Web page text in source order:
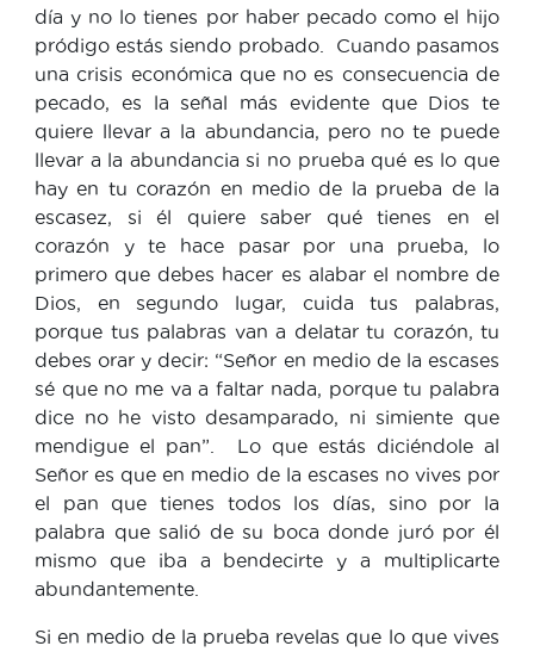
día y no lo tienes por haber pecado como el hijo
pródigo estás siendo probado. Cuando pasamos
una crisis económica que no es consecuencia de
pecado, es la señal más evidente que Dios te
quiere llevar a la abundancia, pero no te puede
llevar a la abundancia si no prueba qué es lo que
hay en tu corazón en medio de la prueba de la
escasez, si él quiere saber qué tienes en el
corazón y te hace pasar por una prueba, lo
primero que debes hacer es alabar el nombre de
Dios, en segundo lugar, cuida tus palabras,
porque tus palabras van a delatar tu corazón, tu
debes orar y decir: “Señor en medio de la escases
sé que no me va a faltar nada, porque tu palabra
dice no he visto desamparado, ni simiente que
mendigue el pan”. Lo que estás diciéndole al
Señor es que en medio de la escases no vives por
el pan que tienes todos los días, sino por la
palabra que salió de su boca donde juró por él
mismo que iba a bendecirte y a multiplicarte
abundantemente.
Si en medio de la prueba revelas que lo que vives